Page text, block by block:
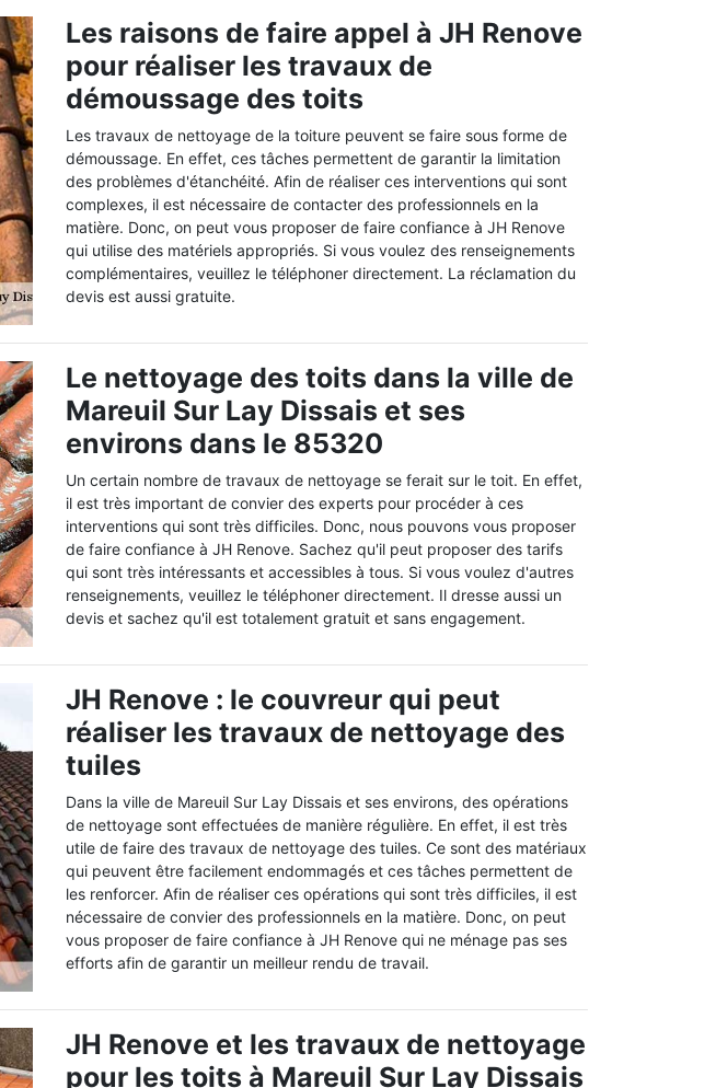
Les raisons de faire appel à JH Renove
pour réaliser les travaux de
démoussage des toits
Les travaux de nettoyage de la toiture peuvent se faire sous forme de
démoussage. En effet, ces tâches permettent de garantir la limitation
des problèmes d'étanchéité. Afin de réaliser ces interventions qui sont
complexes, il est nécessaire de contacter des professionnels en la
matière. Donc, on peut vous proposer de faire confiance à JH Renove
qui utilise des matériels appropriés. Si vous voulez des renseignements
complémentaires, veuillez le téléphoner directement. La réclamation du
devis est aussi gratuite.
Le nettoyage des toits dans la ville de
Mareuil Sur Lay Dissais et ses
environs dans le 85320
Un certain nombre de travaux de nettoyage se ferait sur le toit. En effet,
il est très important de convier des experts pour procéder à ces
interventions qui sont très difficiles. Donc, nous pouvons vous proposer
de faire confiance à JH Renove. Sachez qu'il peut proposer des tarifs
qui sont très intéressants et accessibles à tous. Si vous voulez d'autres
renseignements, veuillez le téléphoner directement. Il dresse aussi un
devis et sachez qu'il est totalement gratuit et sans engagement.
JH Renove : le couvreur qui peut
réaliser les travaux de nettoyage des
tuiles
Dans la ville de Mareuil Sur Lay Dissais et ses environs, des opérations
de nettoyage sont effectuées de manière régulière. En effet, il est très
utile de faire des travaux de nettoyage des tuiles. Ce sont des matériaux
qui peuvent être facilement endommagés et ces tâches permettent de
les renforcer. Afin de réaliser ces opérations qui sont très difficiles, il est
nécessaire de convier des professionnels en la matière. Donc, on peut
vous proposer de faire confiance à JH Renove qui ne ménage pas ses
efforts afin de garantir un meilleur rendu de travail.
JH Renove et les travaux de nettoyage
pour les toits à Mareuil Sur Lay Dissais